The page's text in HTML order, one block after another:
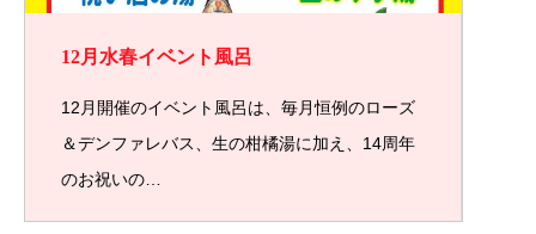
12月水春イベント風呂
12月開催のイベント風呂は、毎月恒例のローズ
＆デンファレバス、生の柑橘湯に加え、14周年
のお祝いの…